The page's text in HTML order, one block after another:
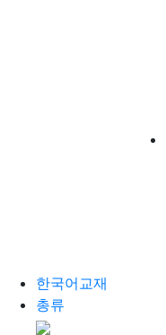
한국어교재
총류